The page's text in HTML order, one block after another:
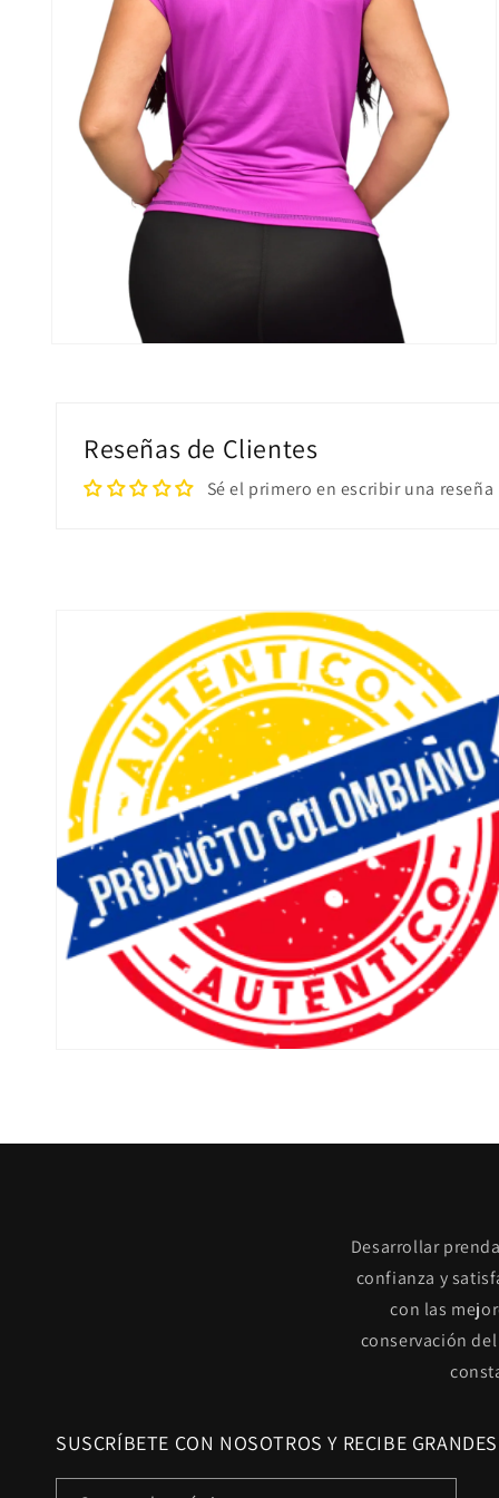
ventanaReseñas de Clientes
Sé el primero en escribir una reseña
Desarrollar
confianza y
con las
conservación
SUSCRÍBETE CON NOSOTROS Y RECIBE